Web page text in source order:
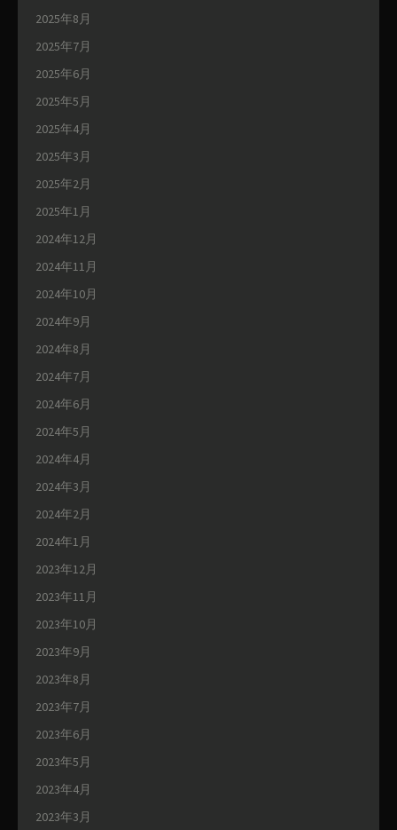
2025年8月
2025年7月
2025年6月
2025年5月
2025年4月
2025年3月
2025年2月
2025年1月
2024年12月
2024年11月
2024年10月
2024年9月
2024年8月
2024年7月
2024年6月
2024年5月
2024年4月
2024年3月
2024年2月
2024年1月
2023年12月
2023年11月
2023年10月
2023年9月
2023年8月
2023年7月
2023年6月
2023年5月
2023年4月
2023年3月